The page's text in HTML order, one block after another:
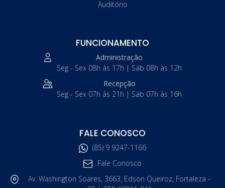
Auditório
FUNCIONAMENTO
Administração
Seg - Sex 08h às 17h | Sáb 08h às 12h
Recepção
Seg - Sex 07h às 21h | Sáb 07h às 16h
FALE CONOSCO
(85) 9 9247-1166
Fale Conosco
Av. Washington Soares, 3663, Edson Queiroz, Fortaleza -